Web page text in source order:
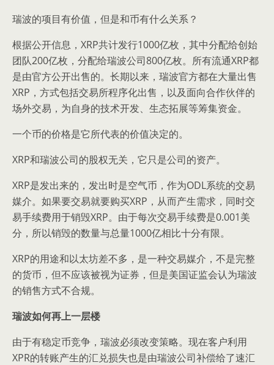
瑞波的项目有价值，但是和币有什么关系？
根据公开信息，XRP共计发行1000亿枚，其中分配给创始
团队200亿枚，分配给瑞波公司800亿枚。所有流通XRP都
是由官方公开出售的。长期以来，瑞波官方都在大量出售
XRP，方式包括交易所程序化出售，以及面向合作伙伴的
场外交易，为自身的技术开发、生态拓展等筹集资金。
一个币的价格是它所代表的价值决定的。
XRP和瑞波公司的股权无关，它只是公司的资产。
XRP是发出来的，发出时是空气币，作为ODL系统的交易
媒介。如果要交易就要购买XRP，从而产生需求，同时交
易手续费用于销毁XRP。由于每次交易手续费是0.001美
分，所以销毁的数量与总量1000亿相比十分有限。
XRP的用途和以太坊差不多，是一种交易媒介，不是完整
的货币，但不应该被视为证券，但是美国证监会认为瑞波
的销售方式不合规。
瑞波如何再上一层楼
由于有稳定币竞争，瑞波必须改变策略。现在客户利用
XPR的转账产生的汇兑损失也是由瑞波公司补偿给了速汇